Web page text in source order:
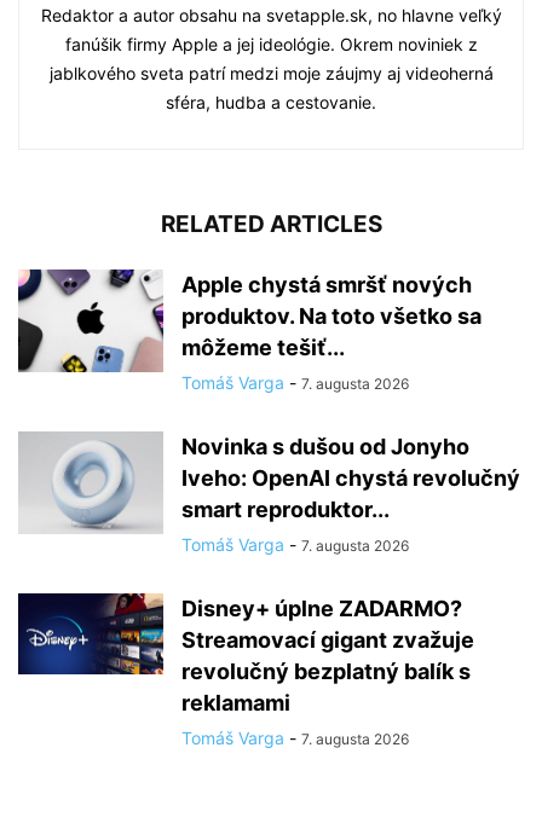
Redaktor a autor obsahu na svetapple.sk, no hlavne veľký
fanúšik firmy Apple a jej ideológie. Okrem noviniek z
jablkového sveta patrí medzi moje záujmy aj videoherná
sféra, hudba a cestovanie.
RELATED ARTICLES
Apple chystá smršť nových
produktov. Na toto všetko sa
môžeme tešiť...
Tomáš Varga - 7. augusta 2026
Novinka s dušou od Jonyho
Iveho: OpenAI chystá revolučný
smart reproduktor...
Tomáš Varga - 7. augusta 2026
Disney+ úplne ZADARMO?
Streamovací gigant zvažuje
revolučný bezplatný balík s
reklamami
Tomáš Varga - 7. augusta 2026